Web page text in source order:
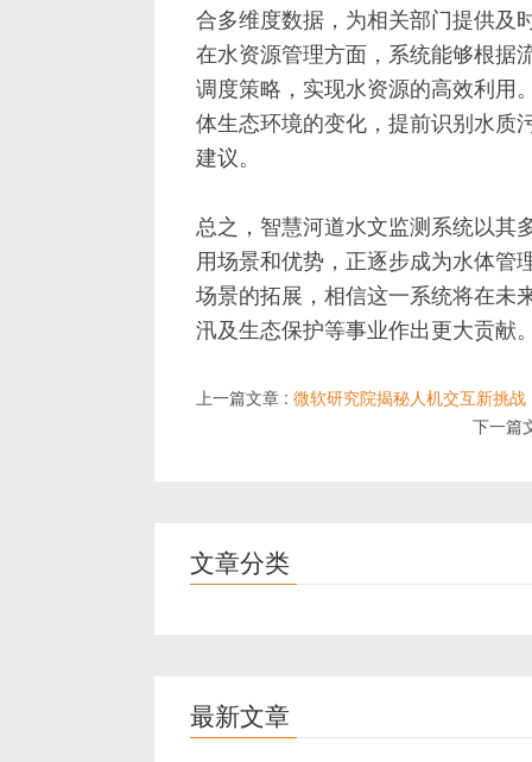
合多维度数据，为相关部门提供及
在水资源管理方面，系统能够根据
调度策略，实现水资源的高效利用
体生态环境的变化，提前识别水质
建议。
总之，智慧河道水文监测系统以其
用场景和优势，正逐步成为水体管
场景的拓展，相信这一系统将在未
汛及生态保护等事业作出更大贡献
上一篇文章 : 微软研究院揭秘人机交互新挑
下一篇
文章分类
最新文章